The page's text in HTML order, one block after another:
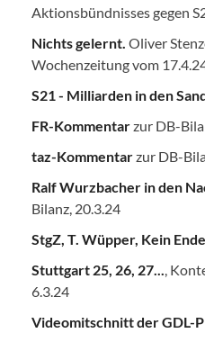
Aktionsbündnisses gegen
Nichts gelernt. Oliver
Wochenzeitung vom
S21 - Milliarden in den
FR-Kommentarzur DB-
taz-Kommentarzur DB-
Ralf Wurzbacher in den
Bilanz, 20.3.24
StgZ, T. Wüpper, Kein
Stuttgart 25, 26, 27...,
6.3.24
Videomitschnitt der GDL-